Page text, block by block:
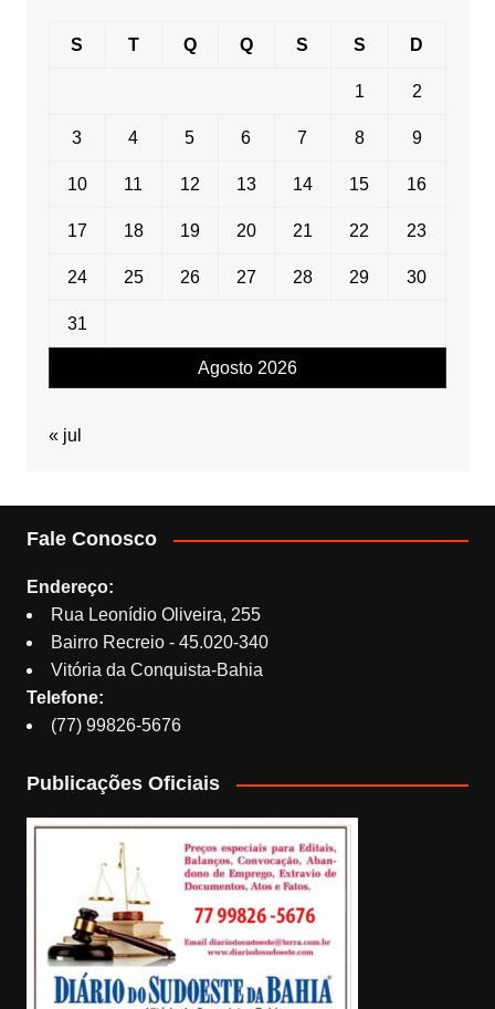
Agosto 2026
S T Q Q S S D
1 2
3 4 5 6 7 8 9
10 11 12 13 14 15 16
17 18 19 20 21 22 23
24 25 26 27 28 29 30
31
« jul
Fale Conosco
Endereço:
Rua Leonídio Oliveira, 255
Bairro Recreio - 45.020-340
Vitória da Conquista-Bahia
Telefone:
(77) 99826-5676
Publicações Oficiais